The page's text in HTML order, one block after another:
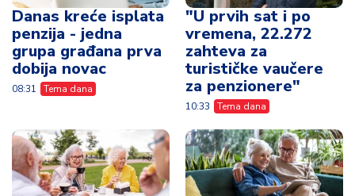
Danas kreće isplata
penzija - jedna
grupa građana prva
dobija novac
08:31 Tema dana
"U prvih sat i po
vremena, 22.272
zahteva za
turističke vaučere
za penzionere"
10:33 Tema dana